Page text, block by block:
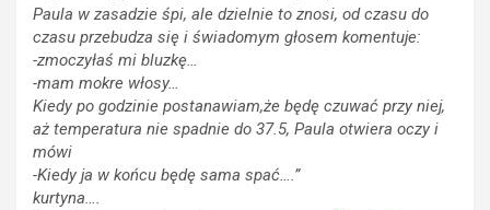
Paula w zasadzie śpi, ale dzielnie to znosi, od czasu do
czasu przebudza się i świadomym głosem komentuje:
-zmoczyłaś mi bluzkę…
-mam mokre włosy…
Kiedy po godzinie postanawiam,że będę czuwać przy niej,
aż temperatura nie spadnie do 37.5, Paula otwiera oczy i
mówi
-Kiedy ja w końcu będę sama spać….”
kurtyna….